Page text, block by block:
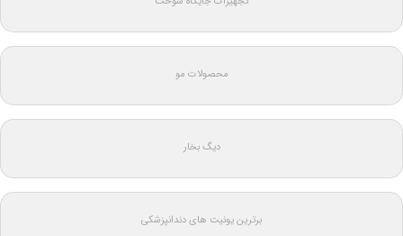
محصولات مو
دیگ بخار
برترین یونیت های دندانپزشکی